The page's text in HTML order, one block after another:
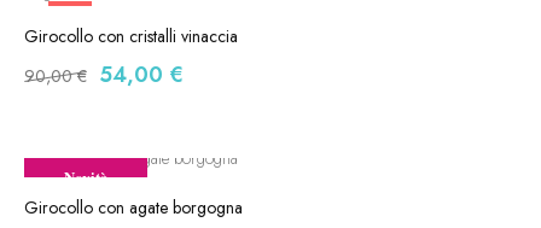
-40%
Girocollo con cristalli vinaccia
90,00€ 54,00 €
Novità
Girocollo con agate borgogna